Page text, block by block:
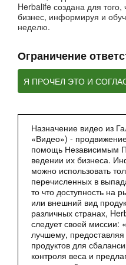
Herbalife создана для
бизнес, информируя и
неделю.
Ограничение
Я ПРОЧЕЛ ЭТО И
Назначение видео из
«Видео») -
помощь Независимым
ведении их бизнеса.
можно использовать
перечисленных в
то что доступность на
или внешний вид
различных странах,
следует своей миссии:
лучшему,
продуктов для
контроля веса и
Мультфильм - Формула 1
Сбалансированное питание 24 часа